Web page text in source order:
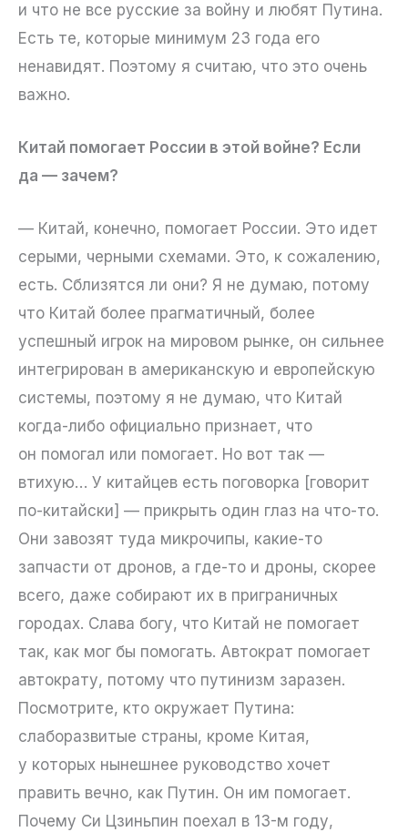
и что не все русские за войну и любят Путина.
Есть те, которые минимум 23 года его
ненавидят. Поэтому я считаю, что это очень
важно.
Китай помогает России в этой войне? Если
да — зачем?
— Китай, конечно, помогает России. Это идет
серыми, черными схемами. Это, к сожалению,
есть. Сблизятся ли они? Я не думаю, потому
что Китай более прагматичный, более
успешный игрок на мировом рынке, он сильнее
интегрирован в американскую и европейскую
системы, поэтому я не думаю, что Китай
когда-либо официально признает, что
он помогал или помогает. Но вот так —
втихую… У китайцев есть поговорка [говорит
по-китайски] — прикрыть один глаз на что-то.
Они завозят туда микрочипы, какие-то
запчасти от дронов, а где-то и дроны, скорее
всего, даже собирают их в приграничных
городах. Слава богу, что Китай не помогает
так, как мог бы помогать. Автократ помогает
автократу, потому что путинизм заразен.
Посмотрите, кто окружает Путина:
слаборазвитые страны, кроме Китая,
у которых нынешнее руководство хочет
править вечно, как Путин. Он им помогает.
Почему Си Цзиньпин поехал в 13-м году,